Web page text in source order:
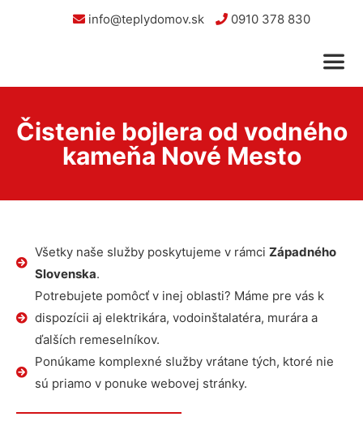
info@teplydomov.sk 0910 378 830
Čistenie bojlera od vodného
kameňa Nové Mesto
Všetky naše služby poskytujeme v rámci Západného
Slovenska.
Potrebujete pomôcť v inej oblasti? Máme pre vás k
dispozícii aj elektrikára, vodoinštalatéra, murára a
ďalších remeselníkov.
Ponúkame komplexné služby vrátane tých, ktoré nie
sú priamo v ponuke webovej stránky.